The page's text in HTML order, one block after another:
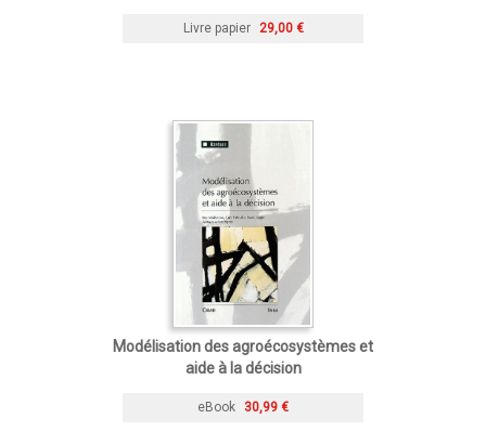
Livre papier 29,00 €
Modélisation des agroécosystèmes et
aide à la décision
eBook 30,99 €